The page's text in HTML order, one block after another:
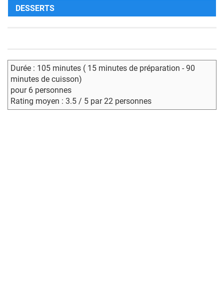
DESSERTS
Durée : 105 minutes ( 15 minutes de préparation - 90
minutes de cuisson)
pour 6 personnes
Rating moyen : 3.5 / 5 par 22 personnes